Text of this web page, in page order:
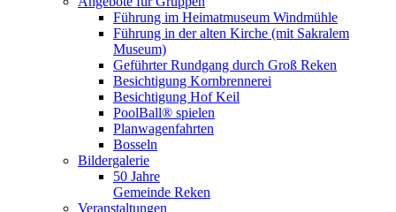
Führung im Heimatmuseum Windmühle
Führung in der alten Kirche (mit Sakralem
Museum)
Geführter Rundgang durch Groß Reken
Besichtigung Kornbrennerei
Besichtigung Hof Keil
PoolBall® spielen
Planwagenfahrten
Bosseln
Bildergalerie
50 Jahre
Gemeinde Reken
Veranstaltungen